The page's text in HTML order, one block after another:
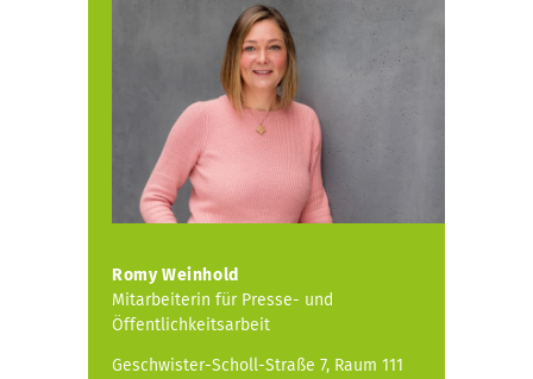
Romy Weinhold
Mitarbeiterin für Presse- und
Öffentlichkeitsarbeit
Geschwister-Scholl-Straße 7, Raum 111